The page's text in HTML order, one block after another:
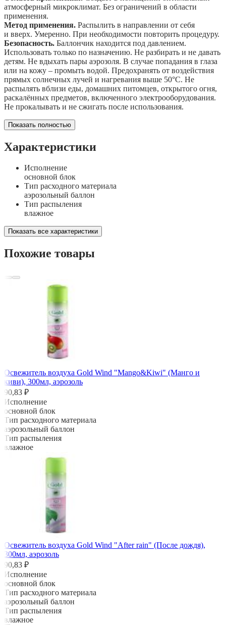
атмосферный микроклимат. Без ограничений в области
применения.
Метод применения. Распылить в направлении от себя
и вверх. Умеренно. При необходимости повторить процедуру.
Безопасность. Баллончик находится под давлением.
Использовать только по назначению. Не разбирать и не давать
детям. Не вдыхать пары аэрозоля. В случае попадания в глаза
или на кожу – промыть водой. Предохранять от воздействия
прямых солнечных лучей и нагревания выше 50°С. Не
распылять вблизи еды, домашних питомцев, открытого огня,
раскалённых предметов, включенного электрооборудования.
Не прокалывать и не сжигать после использования.
Показать полностью
Характеристики
Исполнение
основной блок
Тип расходного материала
аэрозольный баллон
Тип распыления
влажное
Показать все характеристики
Похожие товары
Освежитель воздуха Gold Wind "Mango&Kiwi" (Манго и
киви), 300мл, аэрозоль
90,83 ₽
Исполнение
основной блок
Тип расходного материала
аэрозольный баллон
Тип распыления
влажное
Освежитель воздуха Gold Wind "After rain" (После дождя),
300мл, аэрозоль
90,83 ₽
Исполнение
основной блок
Тип расходного материала
аэрозольный баллон
Тип распыления
влажное